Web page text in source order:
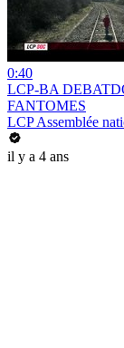
0:40
LCP-BA
FANTOMES
LCP Assemblée
il y a 4 ans